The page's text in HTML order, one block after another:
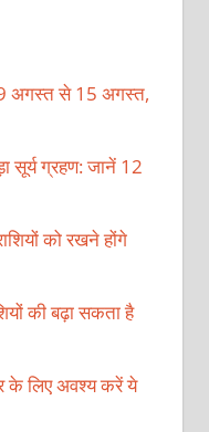
अगस्त से 15 अगस्त,
सूर्य ग्रहण: जानें 12
को रखने होंगे
की बढ़ा सकता है
के लिए अवश्य करें ये